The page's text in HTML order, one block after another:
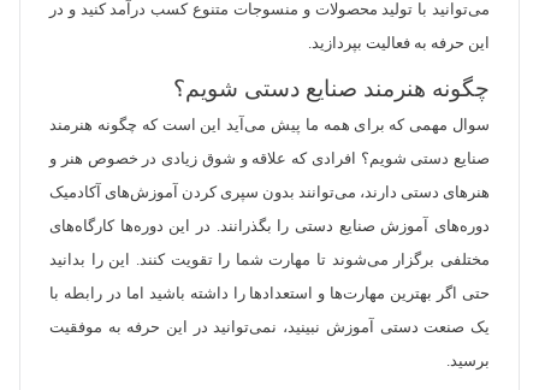
می‌توانید با تولید محصولات و منسوجات متنوع کسب درآمد کنید و در
این حرفه به فعالیت بپردازید.
چگونه هنرمند صنایع دستی شویم؟
سوال مهمی که برای همه ما پیش می‌آید این است که چگونه هنرمند
صنایع دستی شویم؟ افرادی که علاقه و شوق زیادی در خصوص هنر و
هنرهای دستی دارند، می‌توانند بدون سپری کردن آموزش‌های آکادمیک
دوره‌های آموزش صنایع دستی را بگذرانند. در این دوره‌ها کارگاه‌های
مختلفی برگزار می‌شوند تا مهارت شما را تقویت کنند. این را بدانید
حتی اگر بهترین مهارت‌ها و استعدادها را داشته باشید اما در رابطه با
یک صنعت دستی آموزش نبینید، نمی‌توانید در این حرفه به موفقیت
برسید.